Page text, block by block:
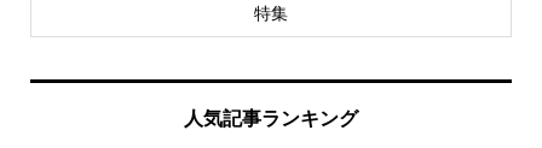
特集
人気記事ランキング